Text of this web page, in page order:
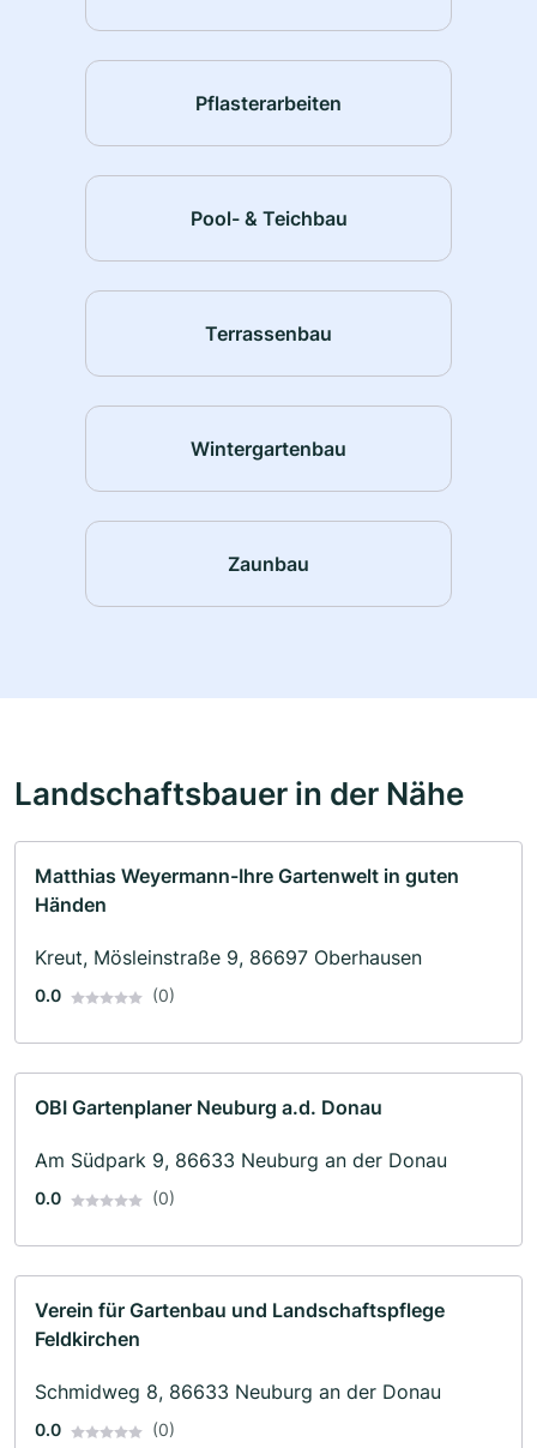
Pflasterarbeiten
Pool- & Teichbau
Terrassenbau
Wintergartenbau
Zaunbau
Landschaftsbauer in der Nähe
Matthias Weyermann-Ihre Gartenwelt in guten
Händen
Kreut, Mösleinstraße 9, 86697 Oberhausen
0.0 (0)
OBI Gartenplaner Neuburg a.d. Donau
Am Südpark 9, 86633 Neuburg an der Donau
0.0 (0)
Verein für Gartenbau und Landschaftspflege
Feldkirchen
Schmidweg 8, 86633 Neuburg an der Donau
0.0 (0)